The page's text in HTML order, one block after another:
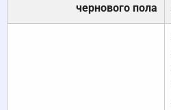
чернового пола